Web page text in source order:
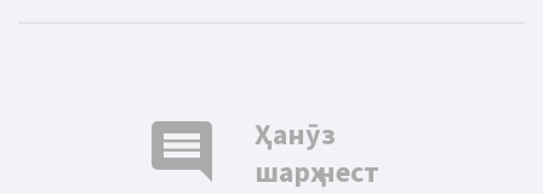
comment
Ҳанӯз
шарҳ нест